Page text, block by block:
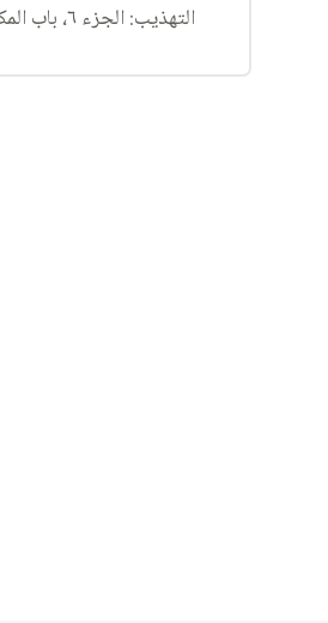
التهذيب: الجزء ٦، باب المكاسب، الحديث ١١٢٨.